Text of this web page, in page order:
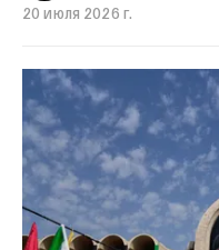
20 июля 2026 г.